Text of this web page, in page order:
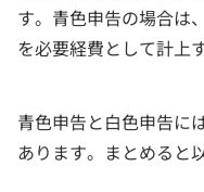
す。青色申告の場合は
を必要経費として計上
青色申告と白色申告に
あります。まとめると